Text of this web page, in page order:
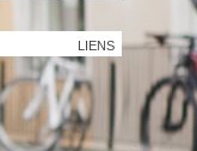
LIENS